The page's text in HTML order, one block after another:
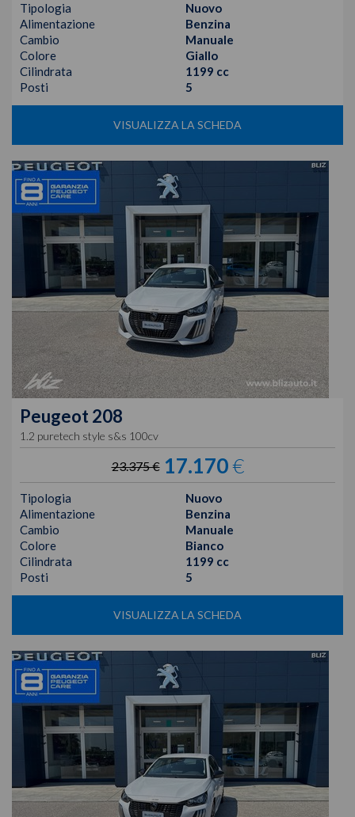
Tipologia
Nuovo
Alimentazione
Benzina
Cambio
Manuale
Colore
Giallo
Cilindrata
1199 cc
Posti
5
VISUALIZZA LA SCHEDA
Peugeot 208
1.2 puretech style s&s 100cv
23.375 € 17.170€
Tipologia
Nuovo
Alimentazione
Benzina
Cambio
Manuale
Colore
Bianco
Cilindrata
1199 cc
Posti
5
VISUALIZZA LA SCHEDA